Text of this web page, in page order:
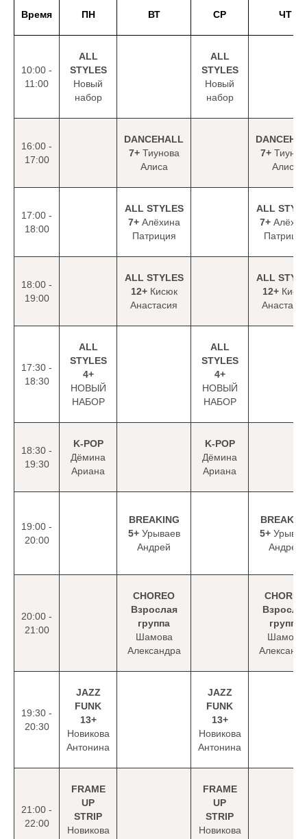
Время ПН ВТ СР ЧТ
10:00 -
11:00
ALL
STYLES
Новый
набор
ALL
STYLES
Новый
набор
16:00 -
17:00
DANCEHALL
7+Тиунова
Алиса
7+
Алиса
17:00 -
18:00
ALL STYLES
7+Алёхина
Патриция
ALL
7+
Патриция
18:00 -
19:00
ALL STYLES
12+Кисюк
Анастасия
ALL
12+
17:30 -
18:30
ALL
STYLES
4+
НОВЫЙ
НАБОР
ALL
STYLES
4+
НОВЫЙ
НАБОР
18:30 -
19:30
K-POP
Дёмина
Ариана
K-POP
Дёмина
Ариана
19:00 -
20:00
BREAKING
5+Урываев
Андрей
5+
Андрей
20:00 -
21:00
CHOREO
Взрослая
группа
Шамова
Александра
CHOREO
группа
Шамова
19:30 -
20:30
JAZZ
FUNK
13+
Новикова
Антонина
JAZZ
FUNK
13+
Новикова
Антонина
21:00 -
22:00
FRAME
UP
STRIP
Новикова
FRAME
UP
STRIP
Новикова